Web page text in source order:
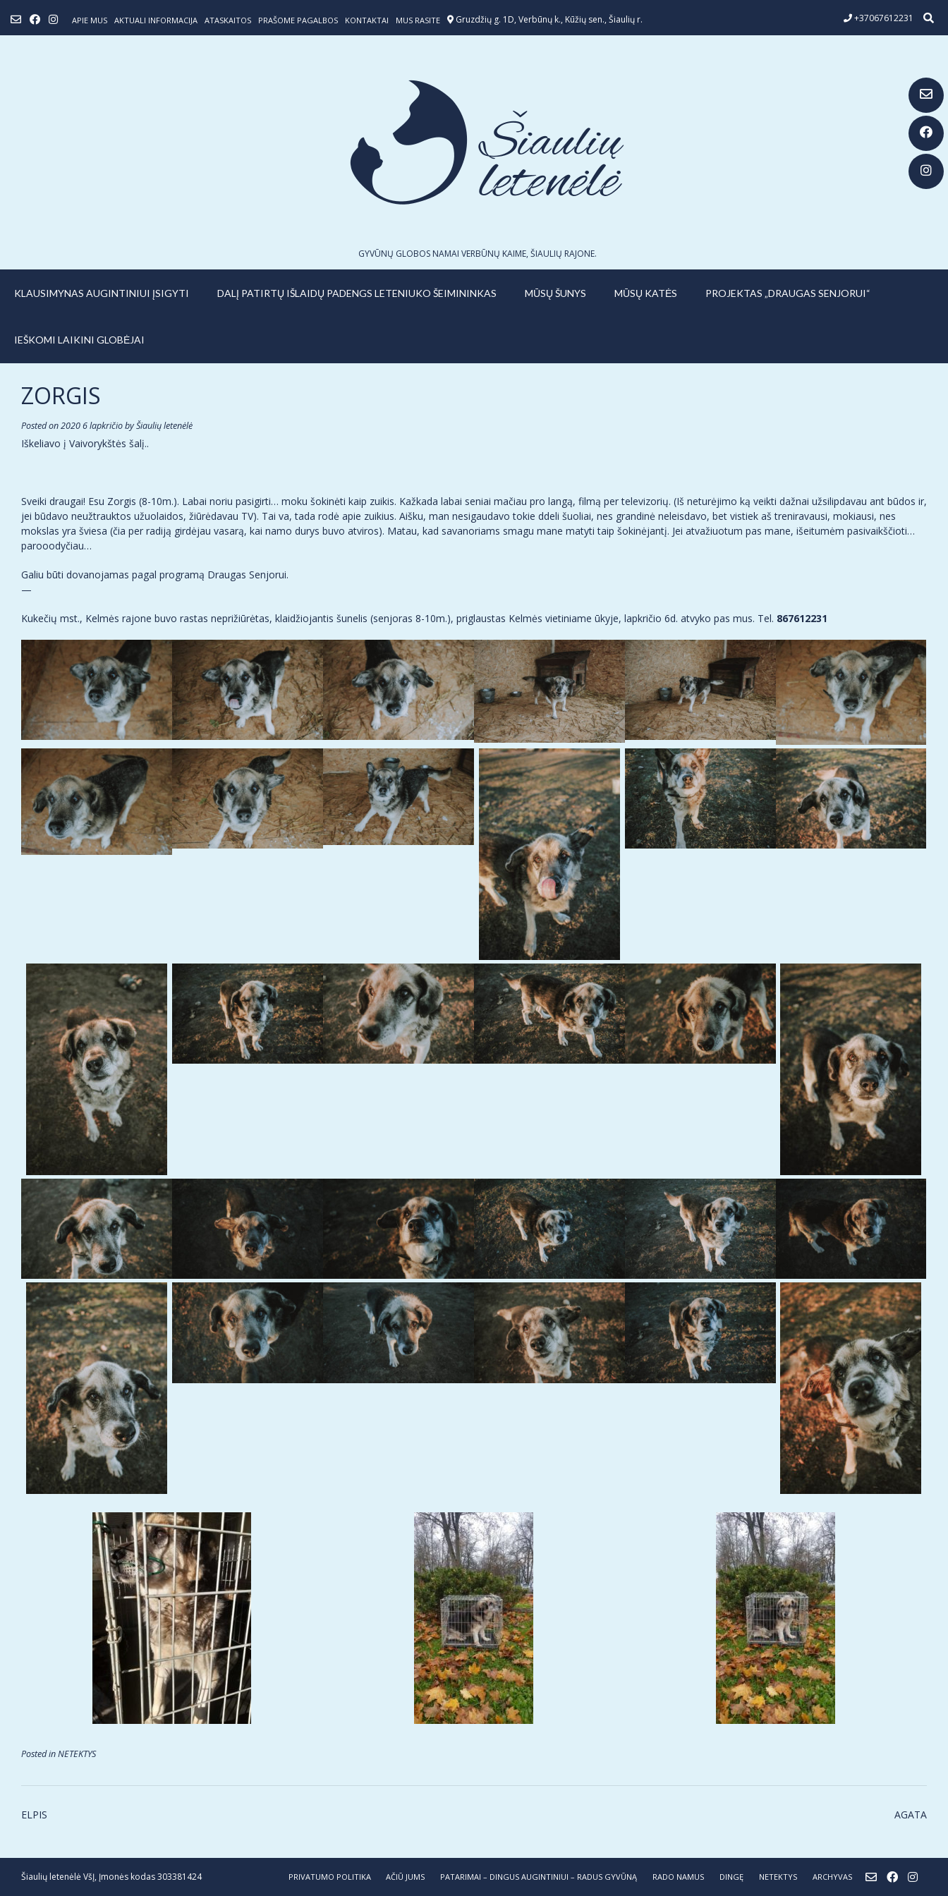
content
APIE MUS AKTUALI INFORMACIJA ATASKAITOS PRAŠOME PAGALBOS KONTAKTAI MUS RASITE Gruzdžių g. 1D, Verbūnų k., Kūžių sen., Šiaulių r. +37067612231
GYVŪNŲ GLOBOS NAMAI VERBŪNŲ KAIME, ŠIAULIŲ RAJONE.
KLAUSIMYNAS AUGINTINIUI ĮSIGYTI DALĮ PATIRTŲ IŠLAIDŲ PADENGS LETENIUKO ŠEIMININKAS MŪSŲ ŠUNYS MŪSŲ KATĖS PROJEKTAS „DRAUGAS SENJORUI“
IEŠKOMI LAIKINI GLOBĖJAI
ZORGIS
Posted on2020 6 lapkričiobyŠiaulių letenėlė
Iškeliavo į Vaivorykštės šalį..
Sveiki draugai! Esu Zorgis (8-10m.). Labai noriu pasigirti… moku šokinėti kaip zuikis. Kažkada labai seniai mačiau pro langą, filmą per televizorių. (Iš neturėjimo ką veikti dažnai užsilipdavau ant būdos ir,
jei būdavo neužtrauktos užuolaidos, žiūrėdavau TV). Tai va, tada rodė apie zuikius. Aišku, man nesigaudavo tokie ddeli šuoliai, nes grandinė neleisdavo, bet vistiek aš treniravausi, mokiausi, nes
mokslas yra šviesa (čia per radiją girdėjau vasarą, kai namo durys buvo atviros). Matau, kad savanoriams smagu mane matyti taip šokinėjantį. Jei atvažiuotum pas mane, išeitumėm pasivaikščioti…
parooodyčiau…
Galiu būti dovanojamas pagal programą Draugas Senjorui.
—
Kukečių mst., Kelmės rajone buvo rastas neprižiūrėtas, klaidžiojantis šunelis (senjoras 8-10m.), priglaustas Kelmės vietiniame ūkyje, lapkričio 6d. atvyko pas mus. Tel. 867612231
Posted inNETEKTYS
Post
ELPIS AGATA
Šiaulių letenėlė VšĮ, Įmonės kodas 303381424 PRIVATUMO POLITIKA AČIŪ JUMS PATARIMAI – DINGUS AUGINTINIUI – RADUS GYVŪNĄ RADO NAMUS DINGĘ NETEKTYS ARCHYVAS